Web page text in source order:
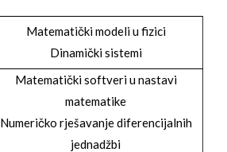
Matematički modeli u fizici
Dinamički sistemi
Matematički softveri u nastavi
matematike
Numeričko rješavanje diferencijalnih
jednadžbi